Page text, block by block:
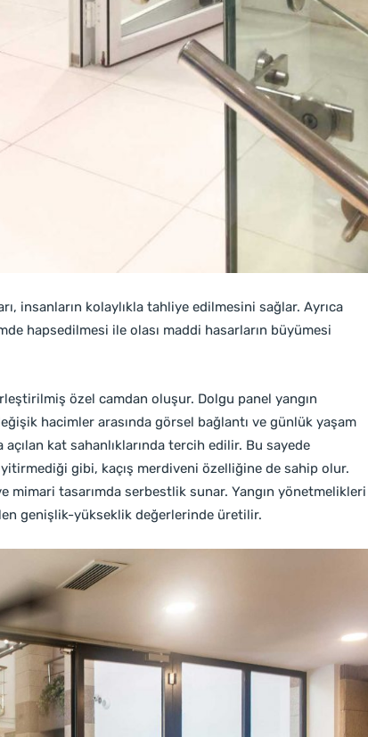
insanların kolaylıkla tahliye edilmesini sağlar. Ayrıca
hapsedilmesi ile olası maddi hasarların büyümesi
özel camdan oluşur. Dolgu panel yangın
hacimler arasında görsel bağlantı ve günlük yaşam
kat sahanlıklarında tercih edilir. Bu sayede
gibi, kaçış merdiveni özelliğine de sahip olur.
mimari tasarımda serbestlik sunar. Yangın yönetmelikleri
genişlik-yükseklik değerlerinde üretilir.